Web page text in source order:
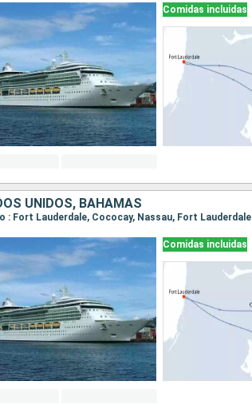
Comidas incluidas
UNIDOS, BAHAMAS
: Fort Lauderdale, Cococay, Nassau, Fort Lauderdale
Comidas incluidas